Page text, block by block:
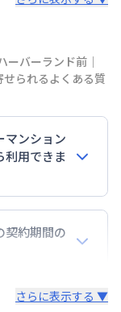
ンド駅徒歩 5分
ーバーランド前｜
られるよくある質
ンション
利用できま
（30日）以上
気軽にお問い
契約期間の
す。その際、再
さらに表示する ▼